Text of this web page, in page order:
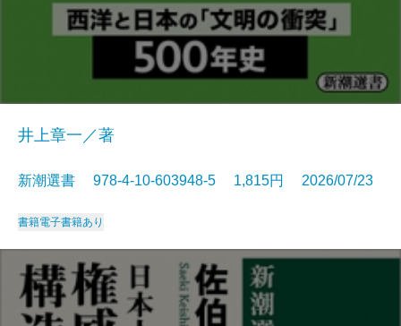
井上章一／著
新潮選書 978-4-10-603948-5 1,815円 2026/07/23
書籍電子書籍あり